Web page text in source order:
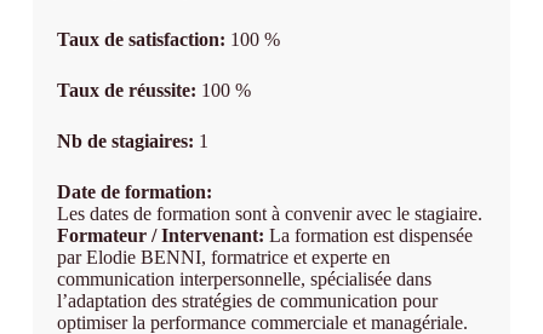
Taux de satisfaction: 100 %
Taux de réussite: 100 %
Nb de stagiaires: 1
Date de formation:
Les dates de formation sont à convenir avec le stagiaire.
Formateur / Intervenant: La formation est dispensée
par Elodie BENNI, formatrice et experte en
communication interpersonnelle, spécialisée dans
l’adaptation des stratégies de communication pour
optimiser la performance commerciale et managériale.